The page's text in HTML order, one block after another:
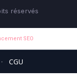
réservés
SEO
· CGU